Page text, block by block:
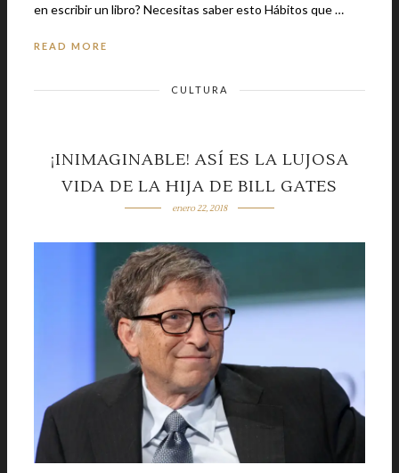
en escribir un libro? Necesitas saber esto Hábitos que …
READ MORE
CULTURA
¡INIMAGINABLE! ASÍ ES LA LUJOSA
VIDA DE LA HIJA DE BILL GATES
enero 22, 2018